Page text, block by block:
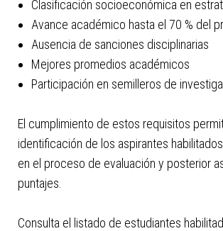
Clasificación socioeconómica en
Avance académico hasta el 70 % del
Ausencia de sanciones disciplinarias
Mejores promedios académicos
Participación en semilleros de
El cumplimiento de estos requisitos
identificación de los aspirantes
en el proceso de evaluación y posterior
puntajes.
Consulta el listado de estudiantes